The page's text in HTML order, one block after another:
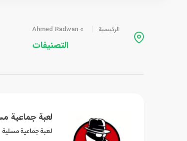
الرئيسية »
Ahmed Radwan
التصنيفات
لعبة جماعية
لعبة جماعية مسلية